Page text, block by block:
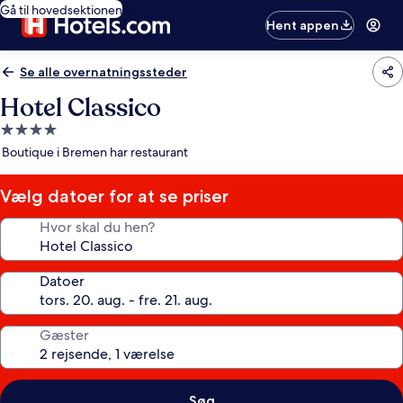
Gå til hovedsektionen
Hent appen
Se alle overnatningssteder
Hotel Classico
4.0-
stjernet
Boutique i Bremen har restaurant
Vælg datoer for at se priser
Hvor skal du hen?
Datoer
Gæster